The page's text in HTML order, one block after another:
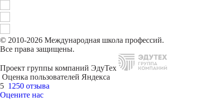
© 2010-2026 Международная школа профессий.
Все права защищены.
Проект группы компаний ЭдуТех
Оценка пользователей Яндекса
5 1250 отзыва
Оцените нас